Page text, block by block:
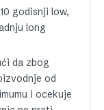
godisnji low,
long
da zbog
od
i ocekuje